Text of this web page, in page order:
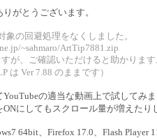
がとうございます。
象の回避処理をなくしました。
~sahmaro/ArtTip7881.zip
が、ご確認いただけると助かります
は Ver 7.88 のままです）
の適当な動画上で試してみま
にしてもスクロール量が増えた
64bit、Firefox 17.0、Flash Player